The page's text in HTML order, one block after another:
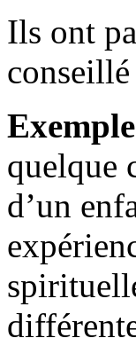
Ils ont
quelque
d’un